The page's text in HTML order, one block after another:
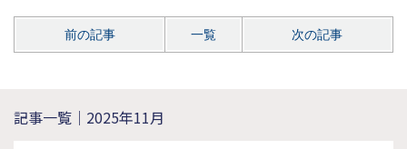
前の記事 一覧 次の記事
記事一覧｜2025年11月